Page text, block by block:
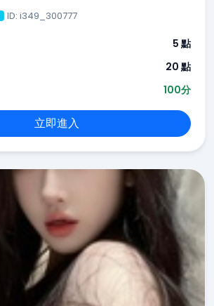
ID: i349_300777
5 點
20 點
100分
立即進入